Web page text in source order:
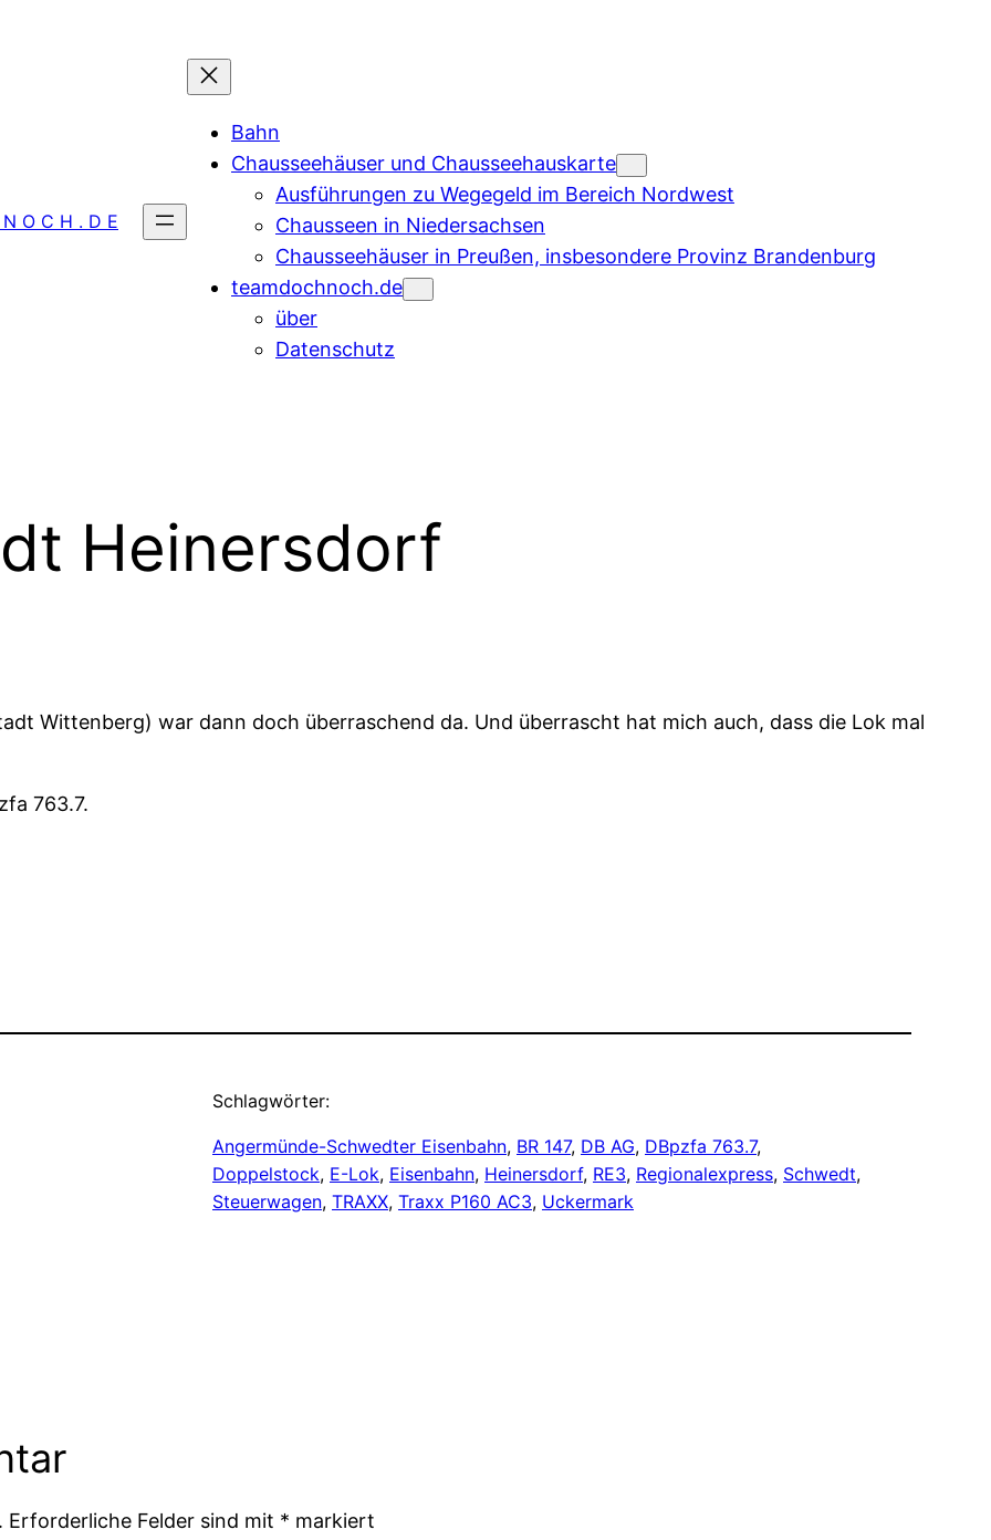
O C H . D E
Bahn
Chausseehäuser und Chausseehauskarte
Ausführungen zu Wegegeld im Bereich Nordwest
Chausseen in Niedersachsen
Chausseehäuser in Preußen, insbesondere Provinz Brandenburg
teamdochnoch.de
über
Datenschutz
Heinersdorf
Wittenberg) war dann doch überraschend da. Und überrascht hat mich auch, dass die Lok mal
763.7.
Schlagwörter:
Angermünde-Schwedter Eisenbahn, BR 147, DB AG, DBpzfa 763.7
Doppelstock, E-Lok, Eisenbahn, Heinersdorf, RE3, Regionalexpress, Schwedt
Steuerwagen, TRAXX, Traxx P160 AC3, Uckermark
Erforderliche Felder sind mit * markiert